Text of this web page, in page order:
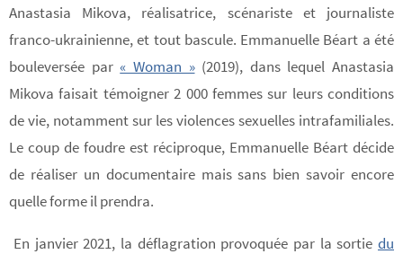
Anastasia Mikova, réalisatrice, scénariste et journaliste
franco-ukrainienne, et tout bascule. Emmanuelle Béart a été
bouleversée par« Woman »(2019), dans lequel Anastasia
Mikova faisait témoigner 2 000 femmes sur leurs conditions
de vie, notamment sur les violences sexuelles intrafamiliales.
Le coup de foudre est réciproque, Emmanuelle Béart décide
de réaliser un documentaire mais sans bien savoir encore
quelle forme il prendra.
En janvier 2021, la déflagration provoquée par la sortie du